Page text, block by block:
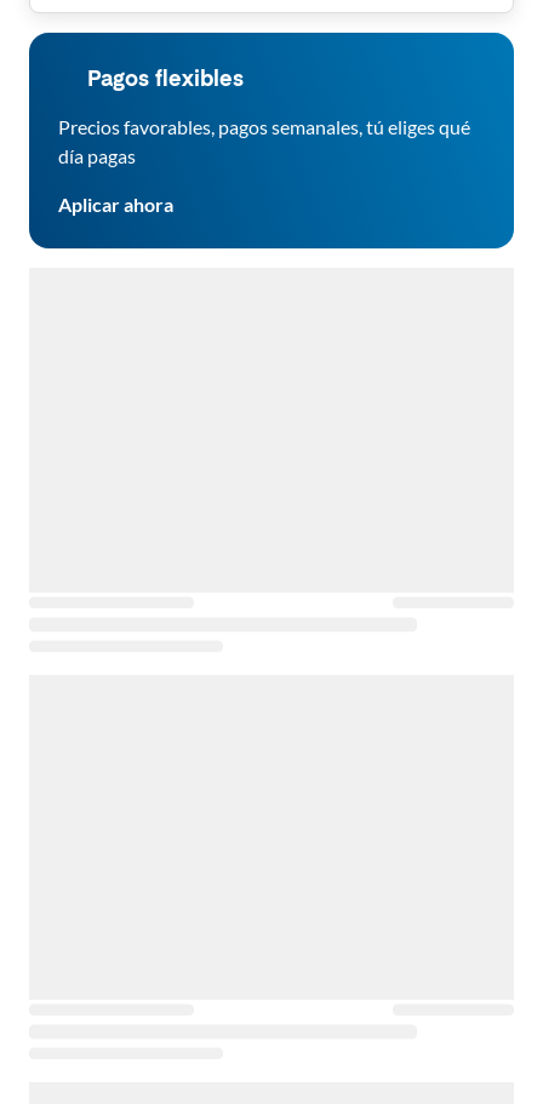
Pagos flexibles
Precios favorables, pagos semanales, tú eliges qué
día pagas
Aplicar ahora